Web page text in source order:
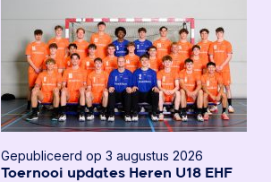
Gepubliceerd op 3 augustus 2026
Toernooi updates Heren U18 EHF